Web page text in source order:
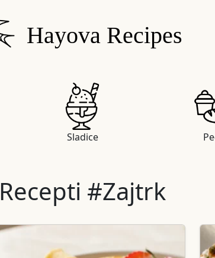
Hayova Recipes
Sladice
Recepti #Zajtrk